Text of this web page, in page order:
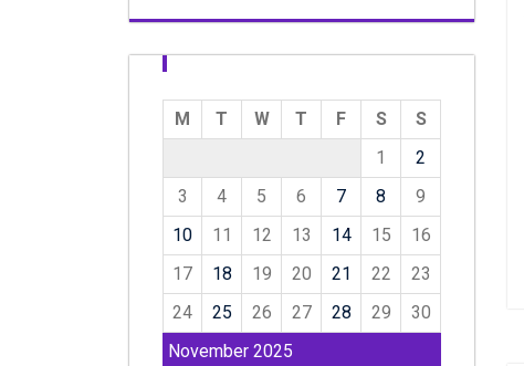
November 2025
M T W T F S
S
1
2
3
4 5 6 7 8
9
10
11 12 13 14 15
16
17
18 19 20 21 22
23
24
25 26 27 28 29 30